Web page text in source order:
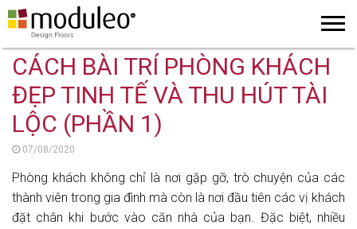
CÁCH BÀI TRÍ PHÒNG KHÁCH
ĐẸP TINH TẾ VÀ THU HÚT TÀI
LỘC (PHẦN 1)
07/08/2020
Phòng khách không chỉ là nơi gặp gỡ, trò chuyện của các
thành viên trong gia đình mà còn là nơi đầu tiên các vị khách
đặt chân khi bước vào căn nhà của bạn. Đặc biệt, nhiều